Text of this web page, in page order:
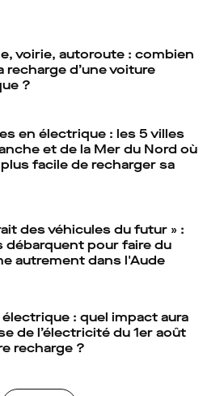
voirie, autoroute : combien
recharge d’une voiture
?
en électrique : les 5 villes
et de la Mer du Nord où
facile de recharger sa
des véhicules du futur » :
débarquent pour faire du
autrement dans l'Aude
: quel impact aura
de l’électricité du 1er août
recharge ?